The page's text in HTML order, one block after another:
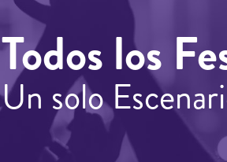
Todos los
Un solo